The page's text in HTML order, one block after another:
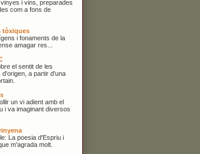
i vins, preparades
com a fons de
tòxiques
i fonaments de la
amagar res...
el sentit de les
d'origen, a partir d'una
un vi adient amb el
i va imaginant diversos
La poesia d'Espriu i
m'agrada molt.